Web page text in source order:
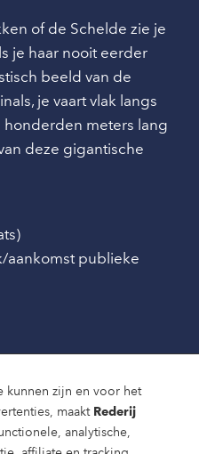
kunnen zijn en voor het
maakt Rederij
analytische,
of de Schelde zie je
je haar nooit eerder
beeld van de
je vaart vlak langs
meters lang
deze gigantische
aankomst publieke